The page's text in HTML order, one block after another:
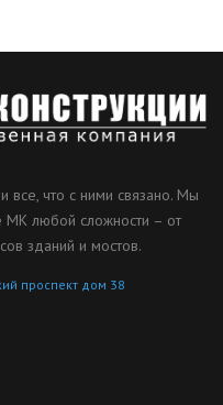
все, что с ними связано. Мы
МК любой сложности – от
зданий и мостов.
проспект дом 38